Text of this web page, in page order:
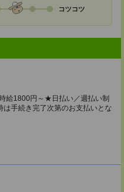
コツコツ
給1800円～★日払い／週払い制
手続き完了次第のお支払いとな